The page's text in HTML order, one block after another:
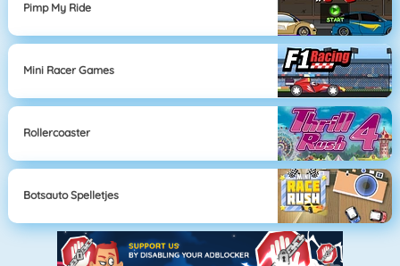
Pimp My Ride
Mini Racer Games
Rollercoaster
Botsauto Spelletjes